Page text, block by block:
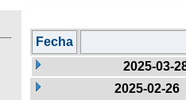
Fecha
2025-03-
2025-02-26